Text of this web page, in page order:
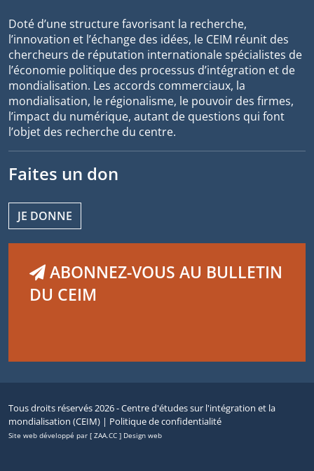
Doté d’une structure favorisant la recherche,
l’innovation et l’échange des idées, le CEIM réunit des
chercheurs de réputation internationale spécialistes de
l’économie politique des processus d’intégration et de
mondialisation. Les accords commerciaux, la
mondialisation, le régionalisme, le pouvoir des firmes,
l’impact du numérique, autant de questions qui font
l’objet des recherche du centre.
Faites un don
JE DONNE
ABONNEZ-VOUS AU BULLETIN
DU CEIM
Tous droits réservés 2026 - Centre d'études sur l'intégration et la
mondialisation (CEIM) | Politique de confidentialité
Site web développé par [ ZAA.CC ] Design web